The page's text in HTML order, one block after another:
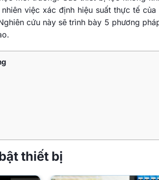
việc xác định hiệu suất thực tế của
cứu này sẽ trình bày 5 phương
thiết bị